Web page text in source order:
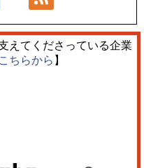
えてくださっている企業
ちらから 】